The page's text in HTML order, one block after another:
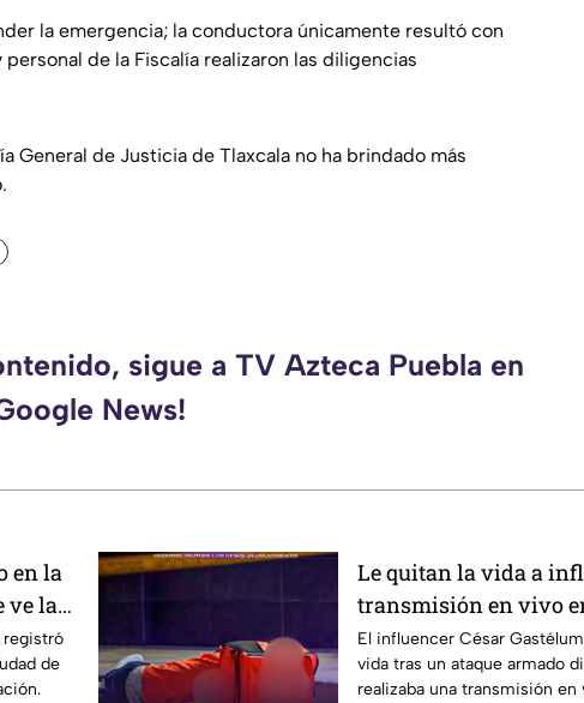
la emergencia; la conductora únicamente resultó con
de la Fiscalía realizaron las diligencias
General de Justicia de Tlaxcala no ha brindado más
sigue a TV Azteca Puebla en
News!
en la
ve la
registró
de
Le quitan la vida a
transmisión en vivo
El influencer César
vida tras un ataque armado
realizaba una transmisión en